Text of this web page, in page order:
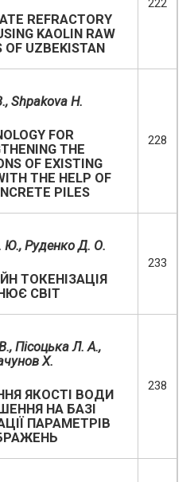
REFRACTORY
KAOLIN RAW
OF UZBEKISTAN
222
Shpakova H.
FOR
THE
OF EXISTING
THE HELP OF
PILES
228
Ю., Руденко Д. О.
ТОКЕНІЗАЦІЯ
СВІТ
233
Пісоцька Л. А.,
Х.
ЯКОСТІ ВОДИ
НА БАЗІ
ПАРАМЕТРІВ
238